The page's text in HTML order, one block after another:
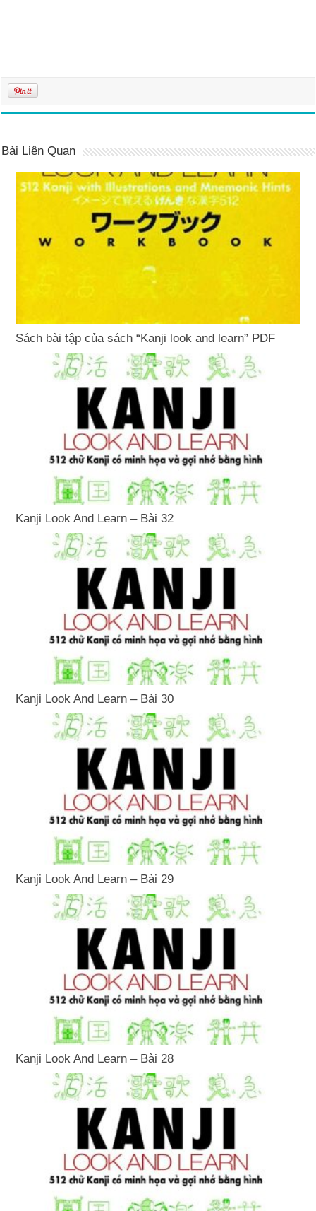
Bài Liên Quan
Sách bài tập của sách “Kanji look and learn” PDF
Kanji Look And Learn – Bài 32
Kanji Look And Learn – Bài 30
Kanji Look And Learn – Bài 29
Kanji Look And Learn – Bài 28